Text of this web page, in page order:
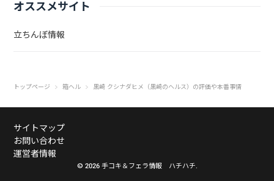
オススメサイト
立ちんぼ情報
トップページ 箱ヘル 黒崎 クシナダヒメ（黒崎のヘルス）の評価や本番事情
サイトマップ
お問い合わせ
運営者情報
© 2026 手コキ＆フェラ情報 ハチハチ.